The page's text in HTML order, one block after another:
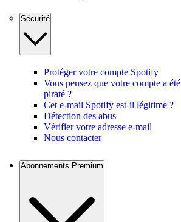
Sécurité
Protéger votre compte Spotify
Vous pensez que votre compte a été
piraté ?
Cet e-mail Spotify est-il légitime ?
Détection des abus
Vérifier votre adresse e-mail
Nous contacter
Abonnements Premium